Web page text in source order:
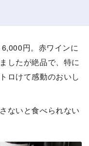
円。赤ワインに
したが絶品で、特に
ロけて感動のおいし
ないと食べられない